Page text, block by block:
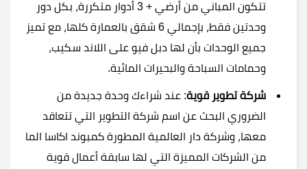
تتكون المباني من أرضي + 3 أدوار متكررة، بكل دور
وحدتين فقط، بإجمالي 6 شقق بالعمارة كلها، مع تميز
جميع الوحدات بأن لها دبل فيو على اللاند سكيب،
وحمامات السباحة والبحيرات المائية.
شركة تطوير قوية: عند شراءك وحدة جديدة من
الضروري البحث عن اسم شركة التطوير التي تتعاقد
معها، وشركة دار العالمية المطورة كمبوند اكاسا الما
من الشركات المميزة التي لها سابقة أعمال قوية